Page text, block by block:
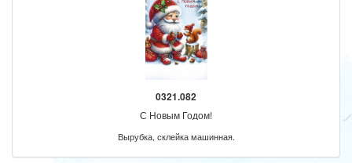
0321.082
С Новым Годом!
Вырубка, склейка машинная.